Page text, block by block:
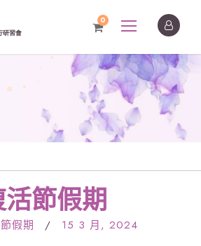
0
節假期
假期 / 15 3 月, 2024